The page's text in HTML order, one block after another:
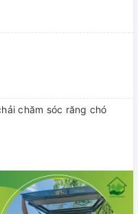
chăm sóc răng chó